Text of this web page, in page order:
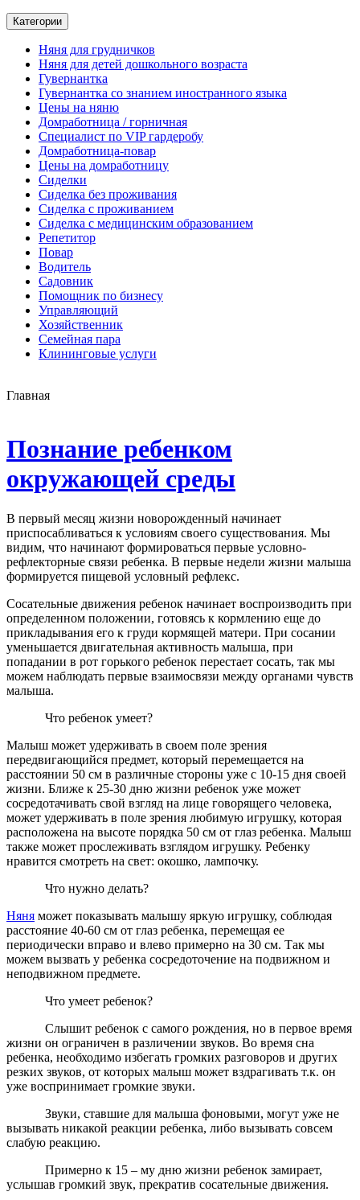
Категории
Няня для грудничков
Няня для детей дошкольного возраста
Гувернантка
Гувернантка со знанием иностранного языка
Цены на няню
Домработница / горничная
Cпециалист по VIP гардеробу
Домработница-повар
Цены на домработницу
Сиделки
Сиделка без проживания
Сиделка с проживанием
Сиделка с медицинским образованием
Репетитор
Повар
Водитель
Садовник
Помощник по бизнесу
Управляющий
Хозяйственник
Семейная пара
Клининговые услуги
Главная
Познание ребенком
окружающей среды
В первый месяц жизни новорожденный начинает
приспосабливаться к условиям своего существования. Мы
видим, что начинают формироваться первые условно-
рефлекторные связи ребенка. В первые недели жизни малыша
формируется пищевой условный рефлекс.
Сосательные движения ребенок начинает воспроизводить при
определенном положении, готовясь к кормлению еще до
прикладывания его к груди кормящей матери. При сосании
уменьшается двигательная активность малыша, при
попадании в рот горького ребенок перестает сосать, так мы
можем наблюдать первые взаимосвязи между органами чувств
малыша.
Что ребенок умеет?
Малыш может удерживать в своем поле зрения
передвигающийся предмет, который перемещается на
расстоянии 50 см в различные стороны уже с 10-15 дня своей
жизни. Ближе к 25-30 дню жизни ребенок уже может
сосредотачивать свой взгляд на лице говорящего человека,
может удерживать в поле зрения любимую игрушку, которая
расположена на высоте порядка 50 см от глаз ребенка. Малыш
также может прослеживать взглядом игрушку. Ребенку
нравится смотреть на свет: окошко, лампочку.
Что нужно делать?
Няня может показывать малышу яркую игрушку, соблюдая
расстояние 40-60 см от глаз ребенка, перемещая ее
периодически вправо и влево примерно на 30 см. Так мы
можем вызвать у ребенка сосредоточение на подвижном и
неподвижном предмете.
Что умеет ребенок?
Слышит ребенок с самого рождения, но в первое время
жизни он ограничен в различении звуков. Во время сна
ребенка, необходимо избегать громких разговоров и других
резких звуков, от которых малыш может вздрагивать т.к. он
уже воспринимает громкие звуки.
Звуки, ставшие для малыша фоновыми, могут уже не
вызывать никакой реакции ребенка, либо вызывать совсем
слабую реакцию.
Примерно к 15 – му дню жизни ребенок замирает,
услышав громкий звук, прекратив сосательные движения.